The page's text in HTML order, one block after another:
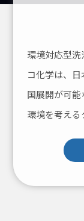
環境対応型
コ化学は、
国展開が可能
環境を考える